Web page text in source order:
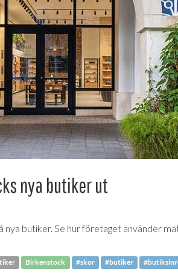
nya butiker ut
nya butiker. Se hur företaget använder
Birkenstock #skor #butiker